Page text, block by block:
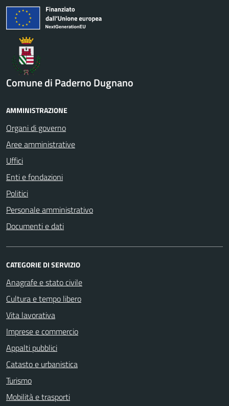
Comune di Paderno Dugnano
AMMINISTRAZIONE
Organi di governo
Aree amministrative
Uffici
Enti e fondazioni
Politici
Personale amministrativo
Documenti e dati
CATEGORIE DI SERVIZIO
Anagrafe e stato civile
Cultura e tempo libero
Vita lavorativa
Imprese e commercio
Appalti pubblici
Catasto e urbanistica
Turismo
Mobilità e trasporti